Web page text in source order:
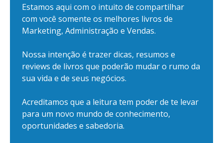
Estamos aqui com o intuito de compartilhar
com você somente os melhores livros de
Marketing, Administração e Vendas.
Nossa intenção é trazer dicas, resumos e
reviews de livros que poderão mudar o rumo da
sua vida e de seus negócios.
Acreditamos que a leitura tem poder de te levar
para um novo mundo de conhecimento,
oportunidades e sabedoria.